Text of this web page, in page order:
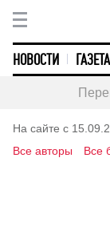
НОВОСТИ ГАЗЕТА
На сайте с
Все авторы
Все